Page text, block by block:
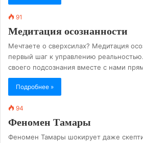
91
Медитация осознанности
Мечтаете о сверхсилах? Медитация
первый шаг к управлению
своего подсознания вместе с нами
Подробнее »
94
Феномен Тамары
Феномен Тамары шокирует даже